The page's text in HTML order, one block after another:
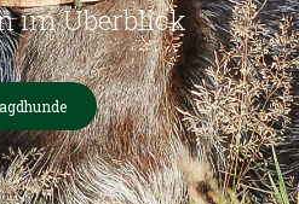
im Überblick